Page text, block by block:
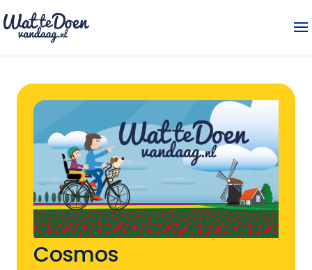
Cosmos